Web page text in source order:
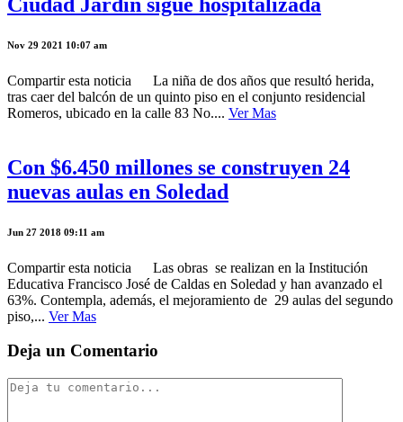
Nov 29 2021 10:07 am
Compartir esta noticia La niña de dos años que resultó herida,
tras caer del balcón de un quinto piso en el conjunto residencial
Romeros, ubicado en la calle 83 No.... Ver Mas
Con $6.450 millones se construyen 24
nuevas aulas en Soledad
Jun 27 2018 09:11 am
Compartir esta noticia Las obras se realizan en la Institución
Educativa Francisco José de Caldas en Soledad y han avanzado el
63%. Contempla, además, el mejoramiento de 29 aulas del segundo
piso,... Ver Mas
Deja un Comentario